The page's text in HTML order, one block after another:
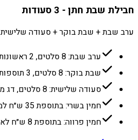
חבילת שבת חתן - 3 סעודות
ערב שבת + שבת בוקר + סעודה שלישית
ערב שבת: 8 סלטים, 2 ראשונות, 3 תוספות, 3 בשרים
שבת בוקר: 8 סלטים, 3 תוספות, 3 בשרים
סעודה שלישית: 8 סלטים, דג מטוגן, פשטידת השף
חמין בשרי: בתוספת 35 ש״ח למנה
חמין פרווה: בתוספת 8 ש״ח לאדם